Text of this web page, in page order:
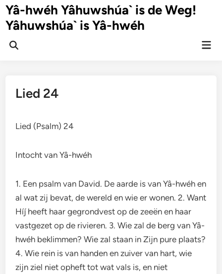
Ga
naar
inhoud
Yâ-hwéh Yâhuwshúa` is de Weg!
Yâhuwshúa` is Yâ-hwéh
Zoeken
Lied 24
Lied (Psalm) 24
Intocht van Yâ-hwéh
1. Een psalm van David. De aarde is van Yâ-hwéh en
al wat zij bevat, de wereld en wie er wonen. 2. Want
Híj heeft haar gegrondvest op de zeeën en haar
vastgezet op de rivieren. 3. Wie zal de berg van Yâ-
hwéh beklimmen? Wie zal staan in Zijn pure plaats?
4. Wie rein is van handen en zuiver van hart, wie
zijn ziel niet opheft tot wat vals is, en niet